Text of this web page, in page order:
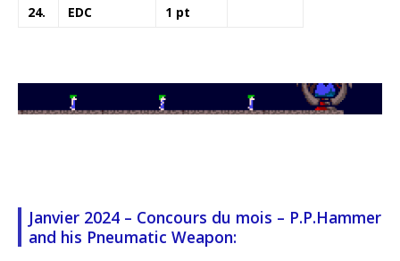
24.
EDC 1 pt
Janvier 2024 – Concours du mois – P.P.Hammer
and his Pneumatic Weapon: